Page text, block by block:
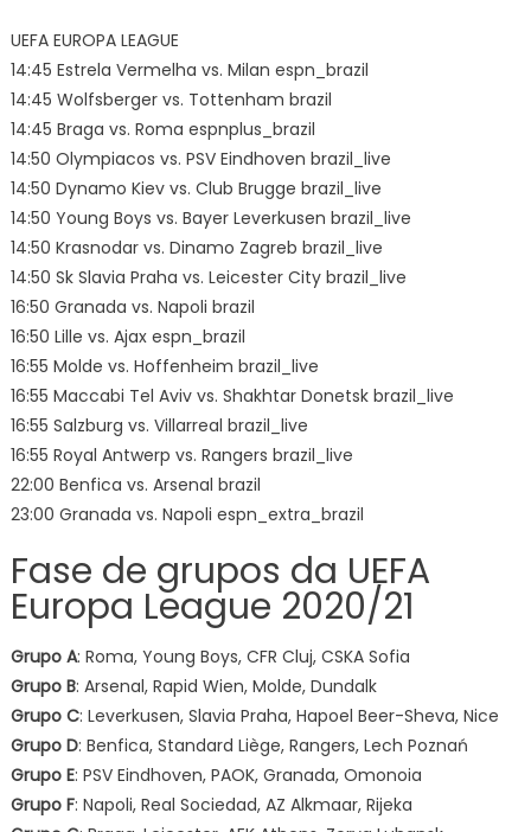
UEFA EUROPA LEAGUE
14:45 Estrela Vermelha vs. Milan espn_brazil
14:45 Wolfsberger vs. Tottenham brazil
14:45 Braga vs. Roma espnplus_brazil
14:50 Olympiacos vs. PSV Eindhoven brazil_live
14:50 Dynamo Kiev vs. Club Brugge brazil_live
14:50 Young Boys vs. Bayer Leverkusen brazil_live
14:50 Krasnodar vs. Dinamo Zagreb brazil_live
14:50 Sk Slavia Praha vs. Leicester City brazil_live
16:50 Granada vs. Napoli brazil
16:50 Lille vs. Ajax espn_brazil
16:55 Molde vs. Hoffenheim brazil_live
16:55 Maccabi Tel Aviv vs. Shakhtar Donetsk brazil_live
16:55 Salzburg vs. Villarreal brazil_live
16:55 Royal Antwerp vs. Rangers brazil_live
22:00 Benfica vs. Arsenal brazil
23:00 Granada vs. Napoli espn_extra_brazil
Fase de grupos da UEFA
Europa League 2020/21
Grupo A: Roma, Young Boys, CFR Cluj, CSKA Sofia
Grupo B: Arsenal, Rapid Wien, Molde, Dundalk
Grupo C: Leverkusen, Slavia Praha, Hapoel Beer-Sheva, Nice
Grupo D: Benfica, Standard Liège, Rangers, Lech Poznań
Grupo E: PSV Eindhoven, PAOK, Granada, Omonoia
Grupo F: Napoli, Real Sociedad, AZ Alkmaar, Rijeka